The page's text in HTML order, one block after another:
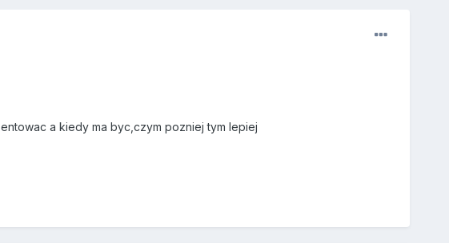
a kiedy ma byc,czym pozniej tym lepiej